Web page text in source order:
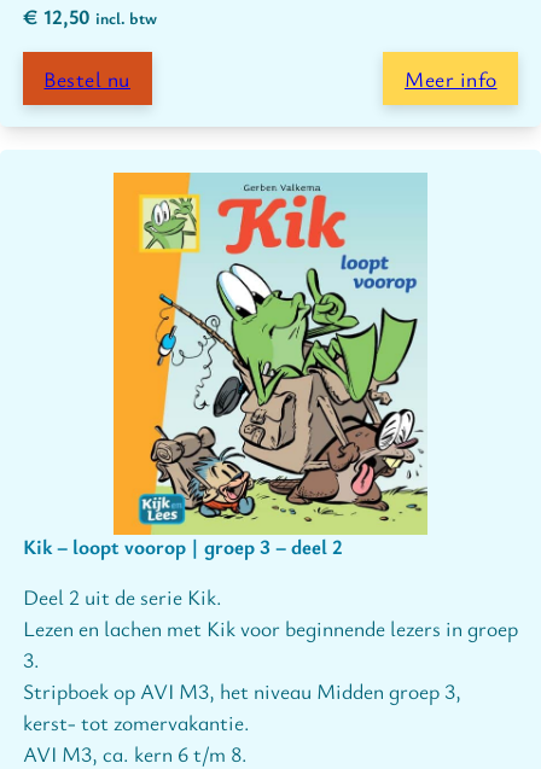
€ 12,50 incl. btw
Bestel nu Meer info
Kik – loopt voorop | groep 3 – deel 2
Deel 2 uit de serie Kik.
Lezen en lachen met Kik voor beginnende lezers in groep
3.
Stripboek op AVI M3, het niveau Midden groep 3,
kerst- tot zomervakantie.
AVI M3, ca. kern 6 t/m 8.